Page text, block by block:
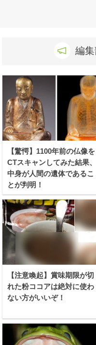
編
【驚愕】1100年前の仏像を
CTスキャンしてみた結果、
中身が人間の遺体であるこ
とが判明！
【注意喚起】賞味期限が切
れた粉ココアは絶対に使わ
ない方がいいぞ！